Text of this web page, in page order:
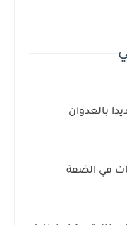
بالعدوان
في الضفة